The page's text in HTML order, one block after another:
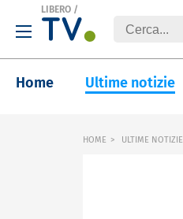
LIBERO /
Home Ultime notizie
HOME ULTIME NOTIZIE